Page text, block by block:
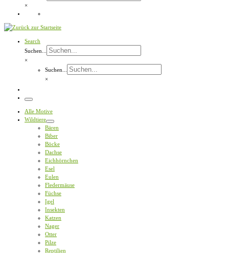
×
Search
Suchen...
×
Suchen...
×
Menü
Alle Motive
Wildtiere
Bären
Biber
Böcke
Dachse
Eichhörnchen
Esel
Eulen
Fledermäuse
Füchse
Igel
Insekten
Katzen
Nager
Otter
Pilze
Reptilien